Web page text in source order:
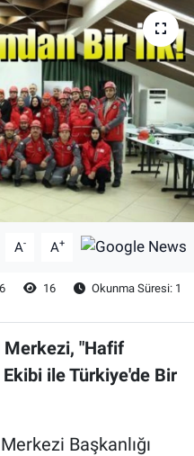
A- A+
16
Okunma Süresi: 1
Merkezi, "Hafif
ile Türkiye'de Bir
Başkanlığı